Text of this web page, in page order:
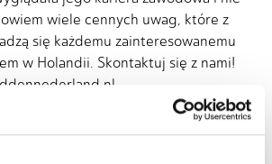
wiele cennych uwag, które z
się każdemu zainteresowanemu
w Holandii. Skontaktuj się z nami!